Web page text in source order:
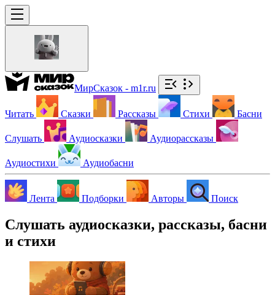
МирСказок - m1r.ru
Читать Сказки Рассказы Стихи Басни
Слушать Аудиосказки Аудиорассказы
Аудиостихи Аудиобасни
Лента Подборки Авторы Поиск
Слушать аудиосказки, рассказы, басни
и стихи